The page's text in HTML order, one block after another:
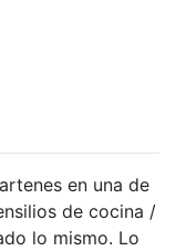
en una de
de cocina /
lo mismo. Lo